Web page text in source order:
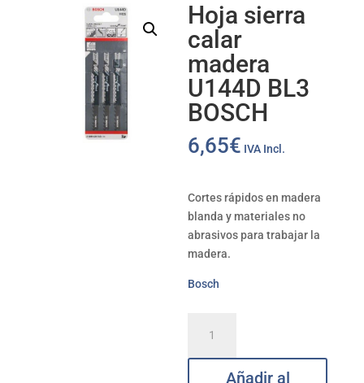
Hoja sierra
calar
madera
U144D BL3
BOSCH
6,65€ IVA Incl.
Cortes rápidos en madera
blanda y materiales no
abrasivos para trabajar la
madera.
Bosch
sierra
calar
Añadir al